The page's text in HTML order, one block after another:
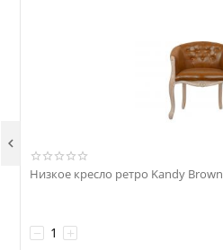
Низкое кресло ретро Kandy Brown
+
−
